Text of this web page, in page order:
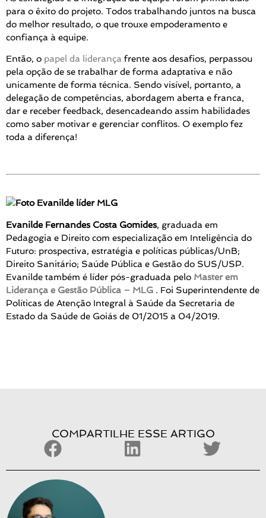
para o êxito do projeto. Todos trabalhando juntos na busca
do melhor resultado, o que trouxe empoderamento e
confiança à equipe.
Então, o papel da liderança frente aos desafios, perpassou
pela opção de se trabalhar de forma adaptativa e não
unicamente de forma técnica. Sendo visível, portanto, a
delegação de competências, abordagem aberta e franca,
dar e receber feedback, desencadeando assim habilidades
como saber motivar e gerenciar conflitos. O exemplo fez
toda a diferença!
Evanilde Fernandes Costa Gomides, graduada em
Pedagogia e Direito com especialização em Inteligência do
Futuro: prospectiva, estratégia e políticas públicas/UnB;
Direito Sanitário; Saúde Pública e Gestão do SUS/USP.
Evanilde também é líder pós-graduada pelo Master em
Liderança e Gestão Pública – MLG . Foi Superintendente de
Políticas de Atenção Integral à Saúde da Secretaria de
Estado da Saúde de Goiás de 01/2015 a 04/2019.
COMPARTILHE ESSE ARTIGO